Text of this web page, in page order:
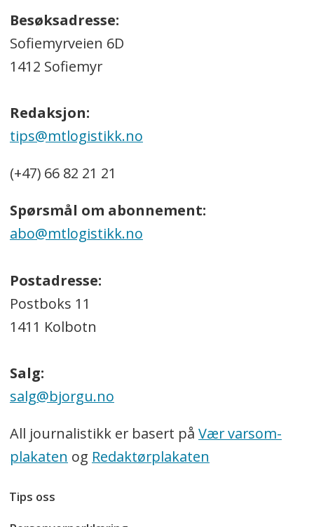
Besøksadresse:
Sofiemyrveien 6D
1412 Sofiemyr
Redaksjon:
tips@mtlogistikk.no
(+47) 66 82 21 21
Spørsmål om abonnement:
abo@mtlogistikk.no
Postadresse:
Postboks 11
1411 Kolbotn
Salg:
salg@bjorgu.no
All journalistikk er basert på Vær varsom-
plakaten og Redaktørplakaten
Tips oss